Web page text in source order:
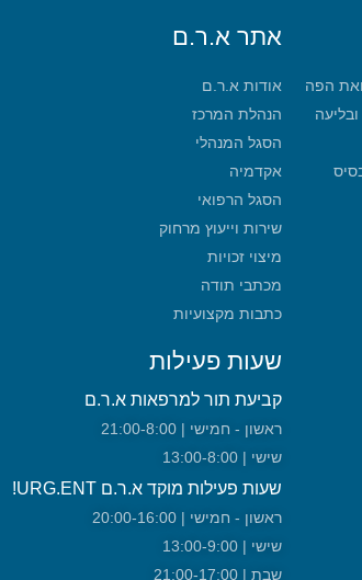
הפה
אתר א.ר.ם
אודות א.ר.ם
הנהלת המרכז
הסגל המנהלי
אקדמיה
הסגל הרפואי
שירות וייעוץ מרחוק
מיצוי זכויות
מכתבי תודה
כתבות מקצועיות
שעות פעילות
קביעת תור למרפאות א.ר.ם
ראשון - חמישי | 21:00-8:00
שישי | 13:00-8:00
שעות פעילות מוקד א.ר.ם URG.ENT!
ראשון - חמישי | 20:00-16:00
שישי | 13:00-9:00
שבת | 21:00-17:00